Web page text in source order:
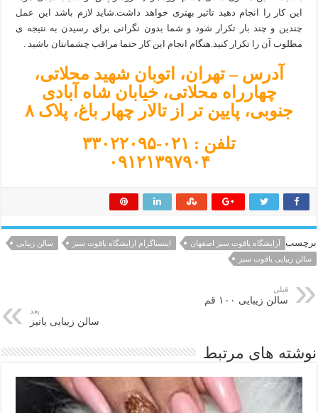
این کار را انجام دهید تاثیر بهتری خواهد داشت.شاید لازم باشد این عمل
چندین و چند بار تکرار شود و شما بدون نگرانی برای رسیدن به نتیجه ی
مطلوب آن را تکرار کنید.هنگام انجام این کار حتما مراقب چشمانتان باشید .
آدرس – تهران، اتوبان شهید محلاتی،
چهارراه محلاتی، خیابان شاه آبادی
جنوبی، پایین تر از تالار چهار باغ، پلاک ۸
تلفن : ۰۲۱-۳۳۰۲۲۰۹۵
۰۹۱۲۱۳۹۷۹۰۴
برچسب آرایشگاه یاقوت سبز اصفهان اینستاگرام ارایشگاه یاقوت سبز
سالن زیبایی
سالن زیبایی یاقوت سبز
قبلی
سالن زیبایی ۱۰۰ قم
بعد
سالن زیبایی یانیز
نوشته های مرتبط